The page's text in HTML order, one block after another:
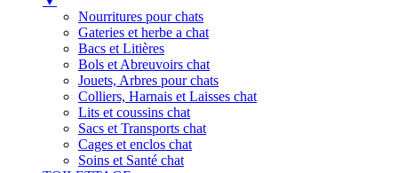
Nourritures pour chats
Gateries et herbe a chat
Bacs et Litières
Bols et Abreuvoirs chat
Jouets, Arbres pour chats
Colliers, Harnais et Laisses chat
Lits et coussins chat
Sacs et Transports chat
Cages et enclos chat
Soins et Santé chat